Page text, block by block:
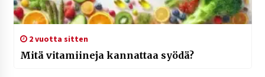
2 vuotta sitten
Mitä vitamiineja kannattaa syödä?